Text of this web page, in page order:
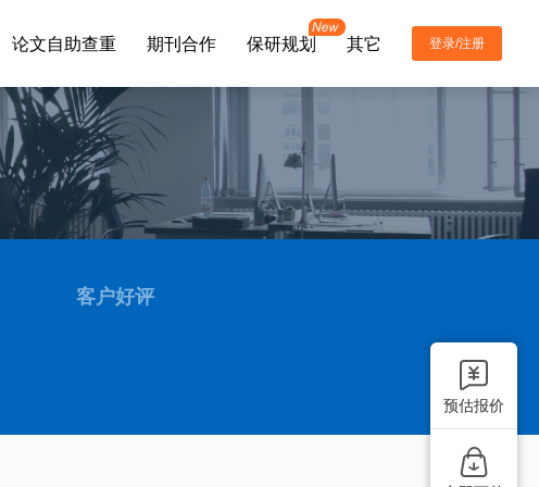
论文自助查重 期刊合作 保研规划 其它 登录/注册
客户好评
预估报价
联系电话
微信咨询